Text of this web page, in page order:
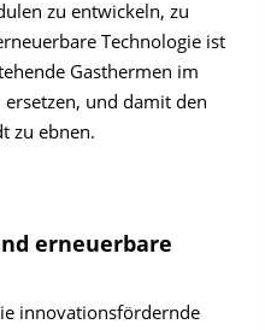
zu entwickeln, zu
Technologie ist
Gasthermen im
und damit den
zu ebnen.
erneuerbare
innovationsfördernde